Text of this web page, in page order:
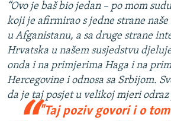
“Ovo je baš bio jedan – po mom
koji je afirmirao s jedne strane naše
u Afganistanu, a sa druge strane
Hrvatska u našem susjedstvu
onda i na primjerima Haga i na
Hercegovine i odnosa sa Srbijom.
da je taj posjet u velikoj mjeri odraz
"Taj poziv govori i o